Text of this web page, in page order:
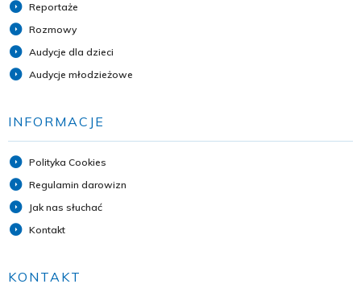
Reportaże
Rozmowy
Audycje dla dzieci
Audycje młodzieżowe
INFORMACJE
Polityka Cookies
Regulamin darowizn
Jak nas słuchać
Kontakt
KONTAKT